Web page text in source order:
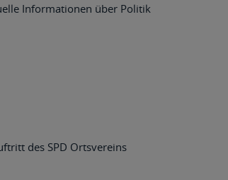
Informationen über Politik
des SPD Ortsvereins